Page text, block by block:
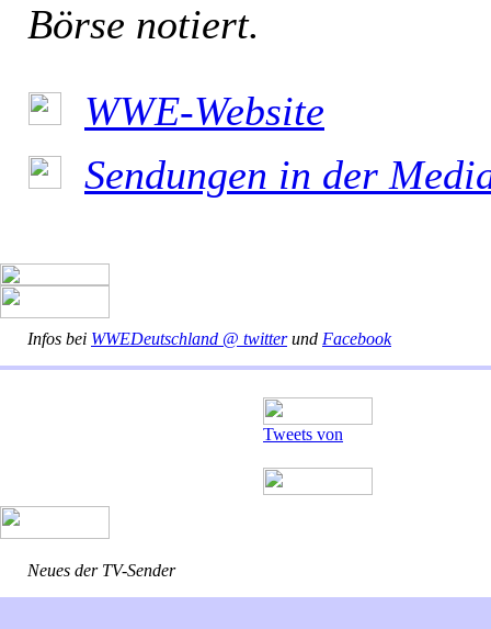
Börse notiert.
WWE-Website
Sendungen in der
Infos bei WWEDeutschland @ twitterund Facebook
Tweets von
Neues der TV-Sender